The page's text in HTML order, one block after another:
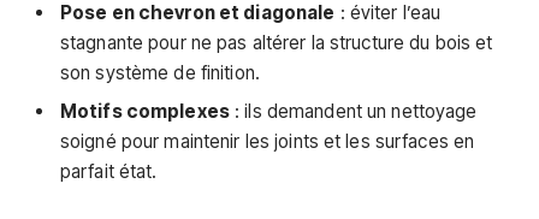
Pose en chevron et diagonale : éviter l’eau
stagnante pour ne pas altérer la structure du bois et
son système de finition.
Motifs complexes: ils demandent un nettoyage
soigné pour maintenir les joints et les surfaces en
parfait état.